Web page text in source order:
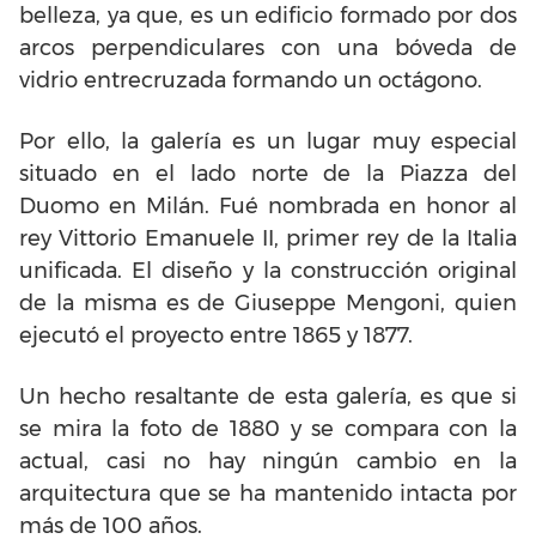
belleza, ya que, es un edificio formado por dos
arcos perpendiculares con una bóveda de
vidrio entrecruzada formando un octágono.
Por ello, la galería es un lugar muy especial
situado en el lado norte de la Piazza del
Duomo en Milán. Fué nombrada en honor al
rey Vittorio Emanuele II, primer rey de la Italia
unificada. El diseño y la construcción original
de la misma es de Giuseppe Mengoni, quien
ejecutó el proyecto entre 1865 y 1877.
Un hecho resaltante de esta galería, es que si
se mira la foto de 1880 y se compara con la
actual, casi no hay ningún cambio en la
arquitectura que se ha mantenido intacta por
más de 100 años.